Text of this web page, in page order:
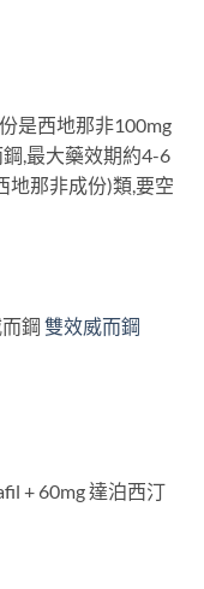
是西地那非100mg
,最大藥效期約4-6
地那非成份)類,要空
鋼 雙效威而鋼
+ 60mg 達泊西汀